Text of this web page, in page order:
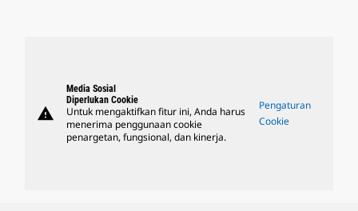
warning
Media Sosial
Diperlukan Cookie
Untuk mengaktifkan fitur ini, Anda harus
menerima penggunaan cookie
penargetan, fungsional, dan kinerja.
Pengaturan
Cookie